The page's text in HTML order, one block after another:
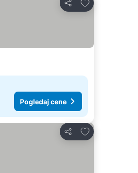
Deli
Pogledaj cene
Deli
Dodati u favorite